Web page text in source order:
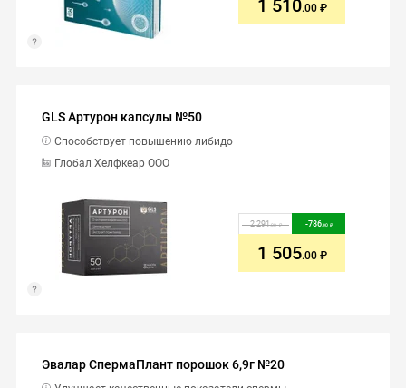
1 510.00
GLS Артурон капсулы №50
Глобал Хелфкеар ООО
Способствует повышению либидо
2 291.00 -786.00
1 505.00
Эвалар СпермаПлант порошок 6,9г №20